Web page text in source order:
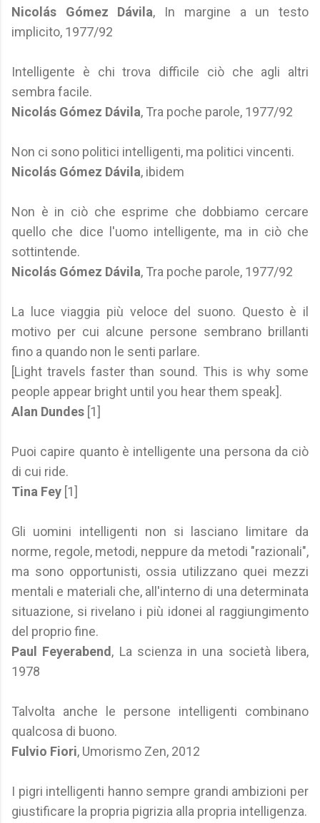
Nicolás Gómez Dávila, In margine a un testo
implicito, 1977/92
Intelligente è chi trova difficile ciò che agli altri
sembra facile.
Nicolás Gómez Dávila, Tra poche parole, 1977/92
Non ci sono politici intelligenti, ma politici vincenti.
Nicolás Gómez Dávila, ibidem
Non è in ciò che esprime che dobbiamo cercare
quello che dice l'uomo intelligente, ma in ciò che
sottintende.
Nicolás Gómez Dávila, Tra poche parole, 1977/92
La luce viaggia più veloce del suono. Questo è il
motivo per cui alcune persone sembrano brillanti
fino a quando non le senti parlare.
[Light travels faster than sound. This is why some
people appear bright until you hear them speak].
Alan Dundes [1]
Puoi capire quanto è intelligente una persona da ciò
di cui ride.
Tina Fey [1]
Gli uomini intelligenti non si lasciano limitare da
norme, regole, metodi, neppure da metodi "razionali",
ma sono opportunisti, ossia utilizzano quei mezzi
mentali e materiali che, all'interno di una determinata
situazione, si rivelano i più idonei al raggiungimento
del proprio fine.
Paul Feyerabend , La scienza in una società libera,
1978
Talvolta anche le persone intelligenti combinano
qualcosa di buono.
Fulvio Fiori, Umorismo Zen, 2012
I pigri intelligenti hanno sempre grandi ambizioni per
giustificare la propria pigrizia alla propria intelligenza.